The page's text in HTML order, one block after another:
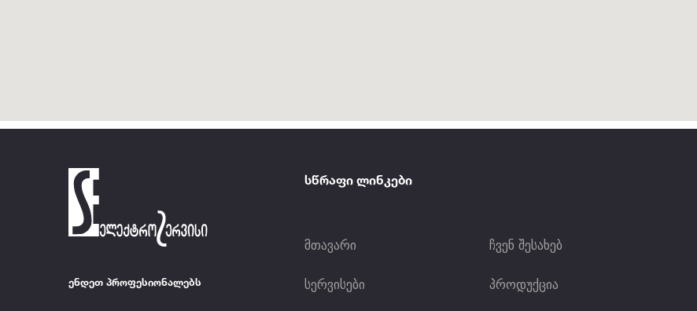
ენდეთ პროფესიონალებს
სწრაფი ლინკები
მთავარი ჩვენ შესახებ
სერვისები პროდუქცია